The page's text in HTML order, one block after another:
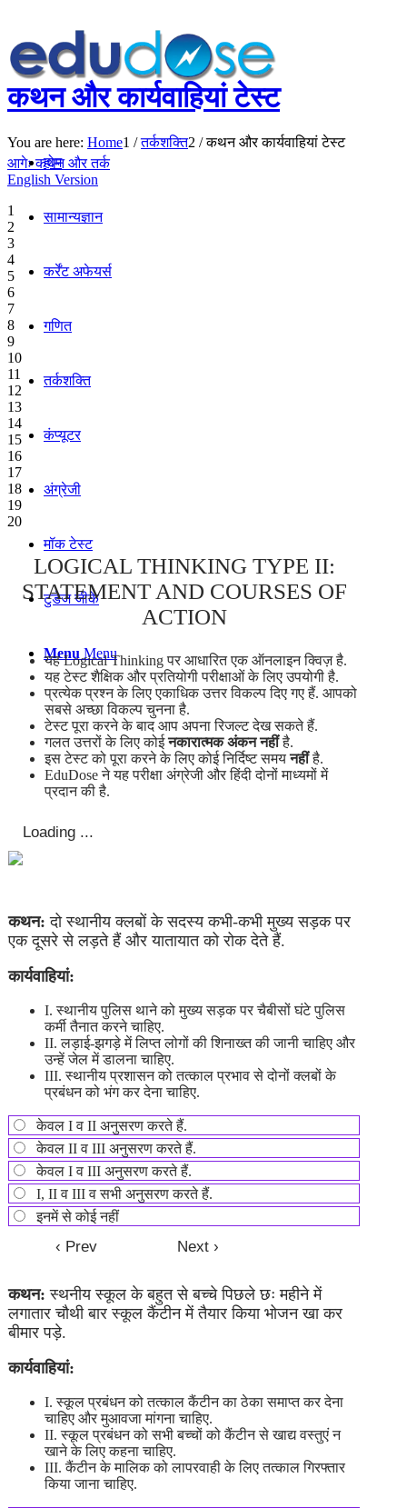
होम
सामान्यज्ञान
कर्रेंट अफेयर्स
गणित
तर्कशक्ति
कंप्यूटर
अंग्रेजी
मॉक टेस्ट
टुडेज जीके
Menu Menu
कथन और कार्यवाहियां टेस्ट
You are here: Home1 / तर्कशक्ति2 / कथन और कार्यवाहियां टेस्ट
आगेः कथन और तर्क
English Version
1
2
3
4
5
6
7
8
9
10
11
12
13
14
15
16
17
18
19
20
LOGICAL THINKING TYPE II:
STATEMENT AND COURSES OF
ACTION
यह Logical Thinking पर आधारित एक ऑनलाइन क्विज़ है.
यह टेस्ट शैक्षिक और प्रतियोगी परीक्षाओं के लिए उपयोगी है.
प्रत्येक प्रश्न के लिए एकाधिक उत्तर विकल्प दिए गए हैं. आपको
सबसे अच्छा विकल्प चुनना है.
टेस्ट पूरा करने के बाद आप अपना रिजल्ट देख सकते हैं.
गलत उत्तरों के लिए कोईनकारात्मक अंकन नहींहै.
इस टेस्ट को पूरा करने के लिए कोई निर्दिष्ट समयनहींहै.
EduDose ने यह परीक्षा अंग्रेजी और हिंदी दोनों माध्यमों में
प्रदान की है.
कथन: दो स्थानीय क्लबों के सदस्य कभी-कभी मुख्य सड़क पर
एक दूसरे से लड़ते हैं और यातायात को रोक देते हैं.
कार्यवाहियां:
I. स्थानीय पुलिस थाने को मुख्य सड़क पर चैबीसों घंटे पुलिस
कर्मी तैनात करने चाहिए.
II. लड़ाई-झगड़े में लिप्त लोगों की शिनाख्त की जानी चाहिए और
उन्हें जेल में डालना चाहिए.
III. स्थानीय प्रशासन को तत्काल प्रभाव से दोनों क्लबों के
प्रबंधन को भंग कर देना चाहिए.
केवल I व II अनुसरण करते हैं.
केवल II व III अनुसरण करते हैं.
केवल I व III अनुसरण करते हैं.
I, II व III व सभी अनुसरण करते हैं.
इनमें से कोई नहीं
कथन: स्थनीय स्कूल के बहुत से बच्चे पिछले छः महीने में
लगातार चौथी बार स्कूल कैंटीन में तैयार किया भोजन खा कर
बीमार पड़े.
कार्यवाहियां:
I. स्कूल प्रबंधन को तत्काल कैंटीन का ठेका समाप्त कर देना
चाहिए और मुआवजा मांगना चाहिए.
II. स्कूल प्रबंधन को सभी बच्चों को कैंटीन से खाद्य वस्तुएं न
खाने के लिए कहना चाहिए.
III. कैंटीन के मालिक को लापरवाही के लिए तत्काल गिरफ्तार
किया जाना चाहिए.